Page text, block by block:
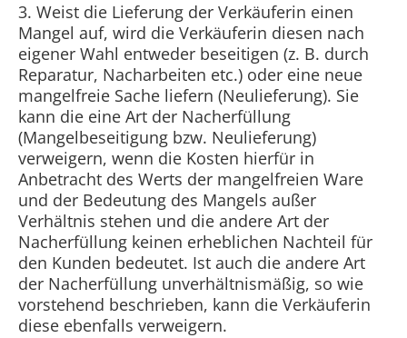
3. Weist die Lieferung der Verkäuferin einen
Mangel auf, wird die Verkäuferin diesen nach
eigener Wahl entweder beseitigen (z. B. durch
Reparatur, Nacharbeiten etc.) oder eine neue
mangelfreie Sache liefern (Neulieferung). Sie
kann die eine Art der Nacherfüllung
(Mangelbeseitigung bzw. Neulieferung)
verweigern, wenn die Kosten hierfür in
Anbetracht des Werts der mangelfreien Ware
und der Bedeutung des Mangels außer
Verhältnis stehen und die andere Art der
Nacherfüllung keinen erheblichen Nachteil für
den Kunden bedeutet. Ist auch die andere Art
der Nacherfüllung unverhältnismäßig, so wie
vorstehend beschrieben, kann die Verkäuferin
diese ebenfalls verweigern.